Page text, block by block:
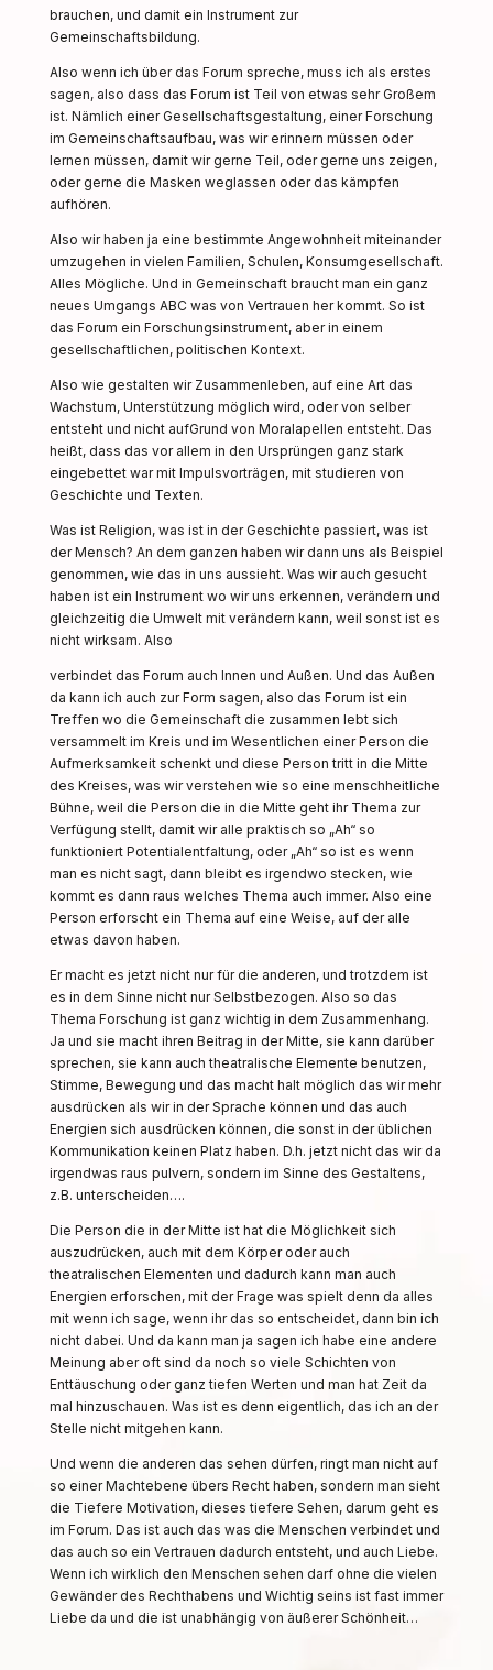
brauchen, und damit ein Instrument zur
Gemeinschaftsbildung.
Also wenn ich über das Forum spreche, muss ich als erstes
sagen, also dass das Forum ist Teil von etwas sehr Großem
ist. Nämlich einer Gesellschaftsgestaltung, einer Forschung
im Gemeinschaftsaufbau, was wir erinnern müssen oder
lernen müssen, damit wir gerne Teil, oder gerne uns zeigen,
oder gerne die Masken weglassen oder das kämpfen
aufhören.
Also wir haben ja eine bestimmte Angewohnheit miteinander
umzugehen in vielen Familien, Schulen, Konsumgesellschaft.
Alles Mögliche. Und in Gemeinschaft braucht man ein ganz
neues Umgangs ABC was von Vertrauen her kommt. So ist
das Forum ein Forschungsinstrument, aber in einem
gesellschaftlichen, politischen Kontext.
Also wie gestalten wir Zusammenleben, auf eine Art das
Wachstum, Unterstützung möglich wird, oder von selber
entsteht und nicht aufGrund von Moralapellen entsteht. Das
heißt, dass das vor allem in den Ursprüngen ganz stark
eingebettet war mit Impulsvorträgen, mit studieren von
Geschichte und Texten.
Was ist Religion, was ist in der Geschichte passiert, was ist
der Mensch? An dem ganzen haben wir dann uns als Beispiel
genommen, wie das in uns aussieht. Was wir auch gesucht
haben ist ein Instrument wo wir uns erkennen, verändern und
gleichzeitig die Umwelt mit verändern kann, weil sonst ist es
nicht wirksam. Also
verbindet das Forum auch Innen und Außen. Und das Außen
da kann ich auch zur Form sagen, also das Forum ist ein
Treffen wo die Gemeinschaft die zusammen lebt sich
versammelt im Kreis und im Wesentlichen einer Person die
Aufmerksamkeit schenkt und diese Person tritt in die Mitte
des Kreises, was wir verstehen wie so eine menschheitliche
Bühne, weil die Person die in die Mitte geht ihr Thema zur
Verfügung stellt, damit wir alle praktisch so „Ah“ so
funktioniert Potentialentfaltung, oder „Ah“ so ist es wenn
man es nicht sagt, dann bleibt es irgendwo stecken, wie
kommt es dann raus welches Thema auch immer. Also eine
Person erforscht ein Thema auf eine Weise, auf der alle
etwas davon haben.
Er macht es jetzt nicht nur für die anderen, und trotzdem ist
es in dem Sinne nicht nur Selbstbezogen. Also so das
Thema Forschung ist ganz wichtig in dem Zusammenhang.
Ja und sie macht ihren Beitrag in der Mitte, sie kann darüber
sprechen, sie kann auch theatralische Elemente benutzen,
Stimme, Bewegung und das macht halt möglich das wir mehr
ausdrücken als wir in der Sprache können und das auch
Energien sich ausdrücken können, die sonst in der üblichen
Kommunikation keinen Platz haben. D.h. jetzt nicht das wir da
irgendwas raus pulvern, sondern im Sinne des Gestaltens,
z.B. unterscheiden….
Die Person die in der Mitte ist hat die Möglichkeit sich
auszudrücken, auch mit dem Körper oder auch
theatralischen Elementen und dadurch kann man auch
Energien erforschen, mit der Frage was spielt denn da alles
mit wenn ich sage, wenn ihr das so entscheidet, dann bin ich
nicht dabei. Und da kann man ja sagen ich habe eine andere
Meinung aber oft sind da noch so viele Schichten von
Enttäuschung oder ganz tiefen Werten und man hat Zeit da
mal hinzuschauen. Was ist es denn eigentlich, das ich an der
Stelle nicht mitgehen kann.
Und wenn die anderen das sehen dürfen, ringt man nicht auf
so einer Machtebene übers Recht haben, sondern man sieht
die Tiefere Motivation, dieses tiefere Sehen, darum geht es
im Forum. Das ist auch das was die Menschen verbindet und
das auch so ein Vertrauen dadurch entsteht, und auch Liebe.
Wenn ich wirklich den Menschen sehen darf ohne die vielen
Gewänder des Rechthabens und Wichtig seins ist fast immer
Liebe da und die ist unabhängig von äußerer Schönheit…